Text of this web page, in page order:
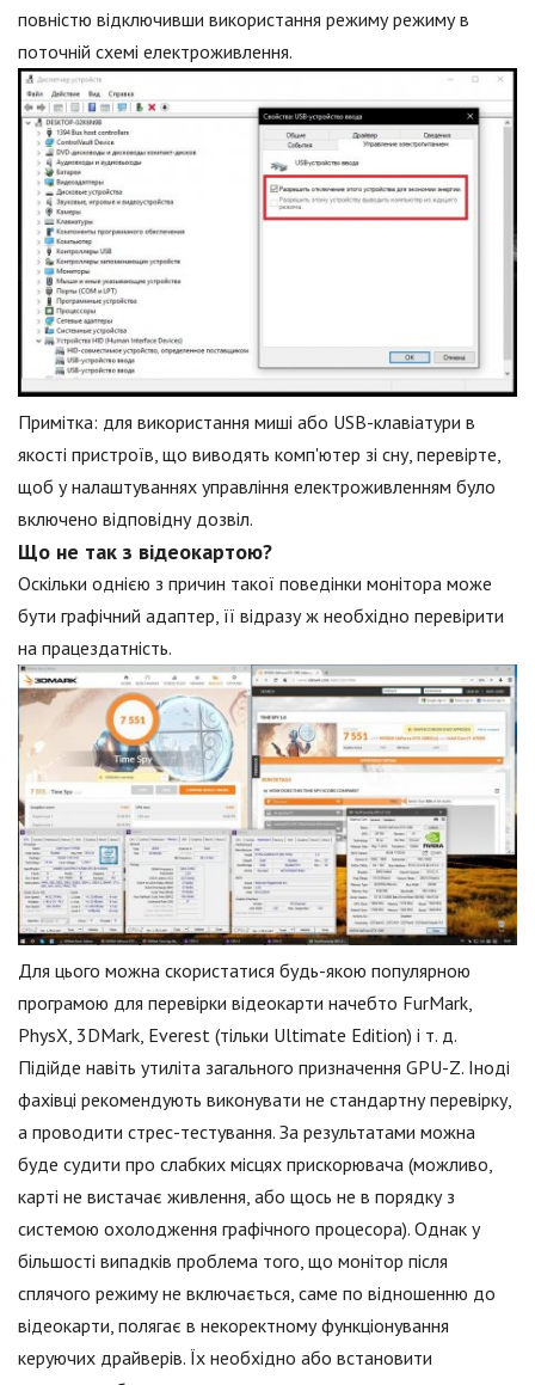
повністю відключивши використання режиму режиму в
поточній схемі електроживлення.
Примітка: для використання миші або USB-клавіатури в
якості пристроїв, що виводять комп'ютер зі сну, перевірте,
щоб у налаштуваннях управління електроживленням було
включено відповідну дозвіл.
Що не так з відеокартою?
Оскільки однією з причин такої поведінки монітора може
бути графічний адаптер, її відразу ж необхідно перевірити
на працездатність.
Для цього можна скористатися будь-якою популярною
програмою для перевірки відеокарти начебто FurMark,
PhysX, 3DMark, Everest (тільки Ultimate Edition) і т. д.
Підійде навіть утиліта загального призначення GPU-Z. Іноді
фахівці рекомендують виконувати не стандартну перевірку,
а проводити стрес-тестування. За результатами можна
буде судити про слабких місцях прискорювача (можливо,
карті не вистачає живлення, або щось не в порядку з
системою охолодження графічного процесора). Однак у
більшості випадків проблема того, що монітор після
сплячого режиму не включається, саме по відношенню до
відеокарти, полягає в некоректному функціонування
керуючих драйверів. Їх необхідно або встановити